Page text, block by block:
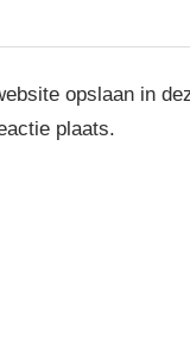
opslaan in
plaats.